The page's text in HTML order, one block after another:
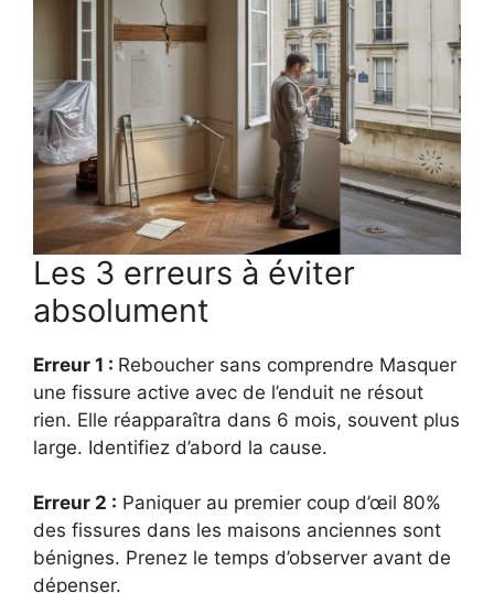
Les 3 erreurs à éviter
absolument
Erreur 1 : Reboucher sans comprendre Masquer
une fissure active avec de l’enduit ne résout
rien. Elle réapparaîtra dans 6 mois, souvent plus
large. Identifiez d’abord la cause.
Erreur 2 : Paniquer au premier coup d’œil 80%
des fissures dans les maisons anciennes sont
bénignes. Prenez le temps d’observer avant de
dépenser.